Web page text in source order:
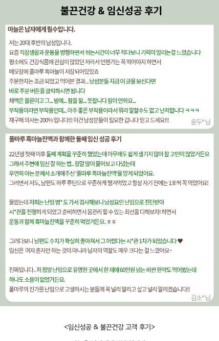
<임신성공 & 불끈건강 고객 후기>